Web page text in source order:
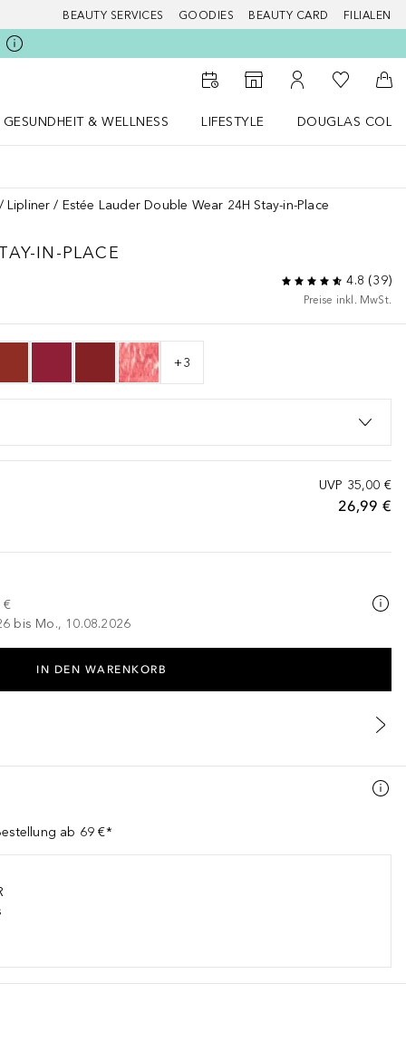
BEAUTY SERVICES GOODIES BEAUTY CARD FILIALEN
Zum Storefinder
Zu Meinem
Zu Meiner
GESUNDHEIT & WELLNESS
LIFESTYLE
DOUGLAS
Lipliner Estée Lauder Double Wear 24H Stay-in-Place
IN-PLACE
4.8 (39)
Preise inkl. MwSt.
+3
UVP 35,00 €
26,99 €
€
bis Mo., 10.08.2026
IN DEN WARENKORB
ab 69 €*